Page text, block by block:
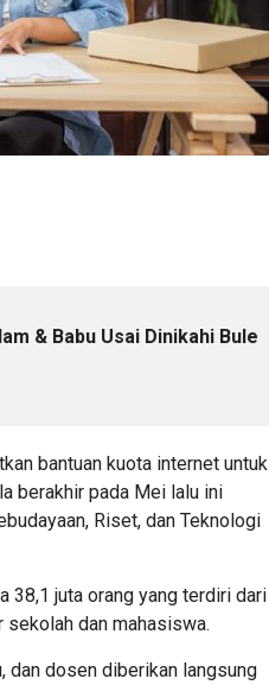
& Babu Usai Dinikahi Bule
bantuan kuota internet untuk
berakhir pada Mei lalu ini
Riset, dan Teknologi
38,1 juta orang yang terdiri dari
dan mahasiswa.
dan dosen diberikan langsung